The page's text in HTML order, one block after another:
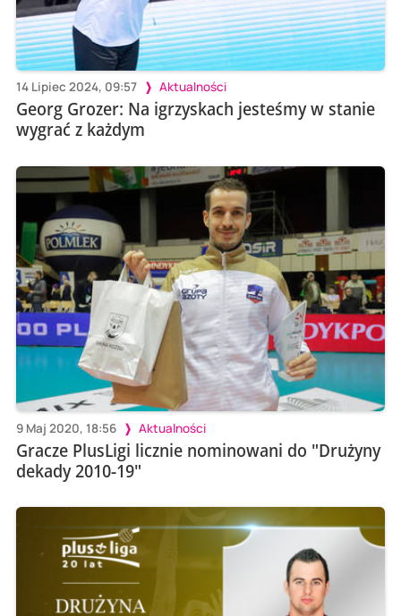
14 Lipiec 2024, 09:57 Aktualności
Georg Grozer: Na igrzyskach jesteśmy w stanie
wygrać z każdym
9 Maj 2020, 18:56 Aktualności
Gracze PlusLigi licznie nominowani do "Drużyny
dekady 2010-19"